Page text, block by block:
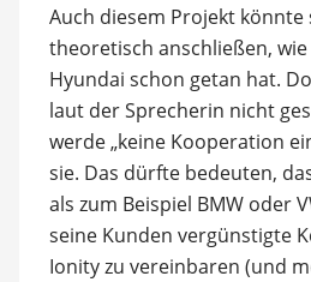
Auch diesem Projekt könnte
theoretisch anschließen, wie
Hyundai schon getan hat.
laut der Sprecherin nicht
werde „keine Kooperation
sie. Das dürfte bedeuten,
als zum Beispiel BMW oder
seine Kunden vergünstigte
Ionity zu vereinbaren (und